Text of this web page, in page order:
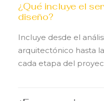
¿Qué incluye el
diseño?
Incluye desde el
arquitectónico hasta
cada etapa del